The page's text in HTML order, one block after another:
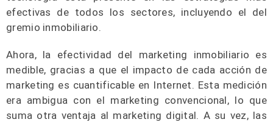
efectivas de todos los sectores, incluyendo el del
gremio inmobiliario.
Ahora, la efectividad del marketing inmobiliario es
medible, gracias a que el impacto de cada acción de
marketing es cuantificable en Internet. Esta medición
era ambigua con el marketing convencional, lo que
suma otra ventaja al marketing digital. A su vez, las